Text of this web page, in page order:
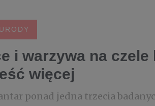
i warzywa na
więcej
ponad jedna trzecia